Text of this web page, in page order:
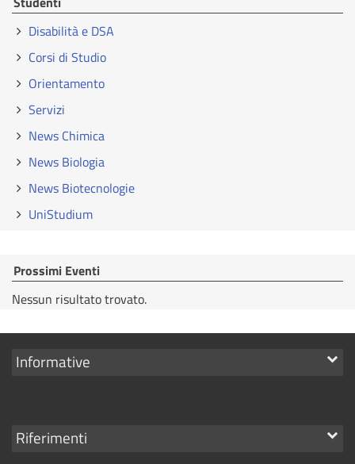
Disabilità e DSA
Corsi di Studio
Orientamento
Servizi
News Chimica
News Biologia
News Biotecnologie
UniStudium
Prossimi Eventi
Nessun risultato trovato.
Mostra
Informative
Mostra
Riferimenti